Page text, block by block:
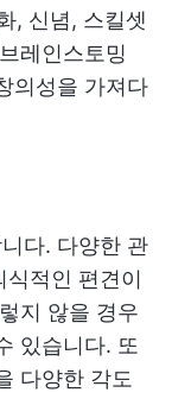
, 신념, 스킬셋
레인스토밍
의성을 가져다
다. 다양한 관
적인 편견이
지 않을 경우
있습니다. 또
다양한 각도